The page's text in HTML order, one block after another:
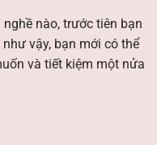
nào, trước tiên bạn
vậy, bạn mới có thể
và tiết kiệm một nửa